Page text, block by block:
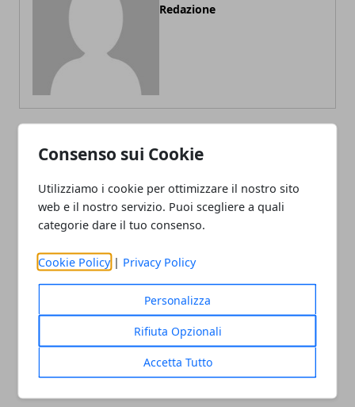
Consenso sui Cookie
Utilizziamo i cookie per ottimizzare il nostro sito
web e il nostro servizio. Puoi scegliere a quali
categorie dare il tuo consenso.
Cookie Policy | Privacy Policy
Personalizza
Rifiuta Opzionali
Accetta Tutto
Redazione
ARTICOLI CORRELATI
I paperoni della NBA: il vorticoso e
redditizio business di LeBron James
05/07/2021